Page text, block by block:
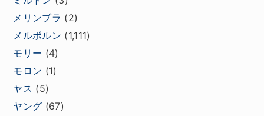
メリンブラ (2)
メルボルン (1,111)
モリー (4)
モロン (1)
ヤス (5)
ヤング (67)